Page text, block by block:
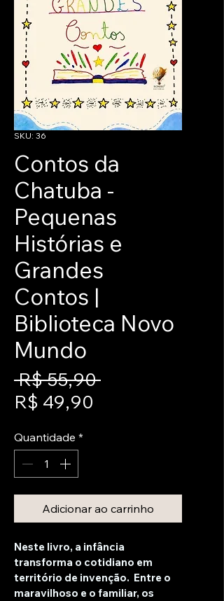
SKU: 36
Contos da
Chatuba -
Pequenas
Histórias e
Grandes
Contos |
Biblioteca Novo
Mundo
R$ 55,90 Preço
R$ 49,90
Quantidade *
Adicionar ao carrinho
Neste livro, a infância
transforma o cotidiano em
território de invenção.  Entre o
maravilhoso e o familiar, os